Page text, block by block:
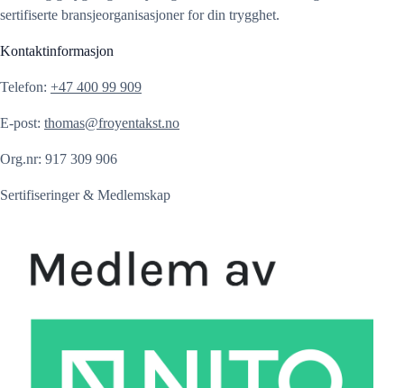
sertifiserte bransjeorganisasjoner for din trygghet.
Kontaktinformasjon
Telefon: +47 400 99 909
E-post: thomas@froyentakst.no
Org.nr: 917 309 906
Sertifiseringer & Medlemskap